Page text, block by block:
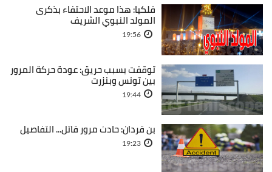
فلكيا: هذا موعد الاحتفاء بذكرى
المولد النبوي الشريف
19:56
توقفت بسبب حريق: عودة حركة المرور
بين تونس وبنزرت
19:44
بن قردان: حادث مرور قاتل... التفاصيل
19:23